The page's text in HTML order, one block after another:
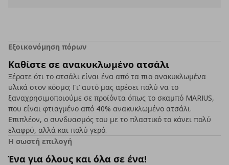
Εξοικονόμηση πόρων
Καθίστε σε ανακυκλωμένο ατσάλι
Ξέρατε ότι το ατσάλι είναι ένα από τα πιο ανακυκλωμένα
υλικά στον κόσμο; Γι’ αυτό μας αρέσει πολύ να το
ξαναχρησιμοποιούμε σε προϊόντα όπως το σκαμπό MARIUS,
που είναι φτιαγμένο από 40% ανακυκλωμένο ατσάλι.
Επιπλέον, ο συνδυασμός του με το πλαστικό το κάνει πολύ
ελαφρύ, αλλά και πολύ γερό.
Η σωστή επιλογή
Ένα για όλους και όλα σε ένα!